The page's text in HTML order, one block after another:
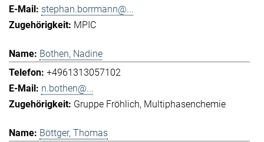
stephan.borrmann@...
MPIC
Bothen, Nadine
+4961313057102
n.bothen@...
Gruppe Fröhlich Multiphasenchemie
Böttger, Thomas